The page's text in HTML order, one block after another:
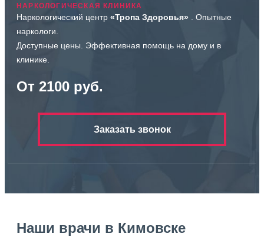
НАРКОЛОГИЧЕСКАЯ КЛИНИКА
Наркологический центр «Тропа Здоровья» . Опытные
наркологи.
Доступные цены. Эффективная помощь на дому и в
клинике.
От 2100 руб.
Заказать звонок
Наши врачи в Кимовске